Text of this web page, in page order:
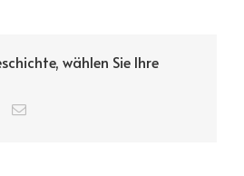
wählen Sie Ihre
WhatsApp
Email